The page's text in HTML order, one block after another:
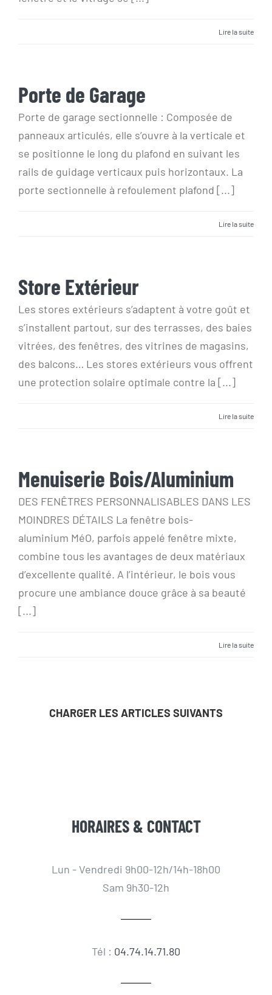
Lire la suite
Porte de Garage
Porte de Garage
Porte de garage sectionnelle : Composée de
panneaux articulés, elle s’ouvre à la verticale et
se positionne le long du plafond en suivant les
rails de guidage verticaux puis horizontaux. La
porte sectionnelle à refoulement plafond [...]
Lire la suite
Store Extérieur
Store Extérieur
Les stores extérieurs s’adaptent à votre goût et
s’installent partout, sur des terrasses, des baies
vitrées, des fenêtres, des vitrines de magasins,
des balcons… Les stores extérieurs vous offrent
une protection solaire optimale contre la [...]
Lire la suite
Menuiserie Bois/Aluminium
Menuiserie Bois/Aluminium
DES FENÊTRES PERSONNALISABLES DANS LES
MOINDRES DÉTAILS La fenêtre bois-
aluminium MéO, parfois appelé fenêtre mixte,
combine tous les avantages de deux matériaux
d’excellente qualité. A l’intérieur, le bois vous
procure une ambiance douce grâce à sa beauté
[...]
Lire la suite
CHARGER LES ARTICLES SUIVANTS
HORAIRES & CONTACT
Lun - Vendredi 9h00-12h/14h-18h00
Sam 9h30-12h
Tél : 04.74.14.71.80